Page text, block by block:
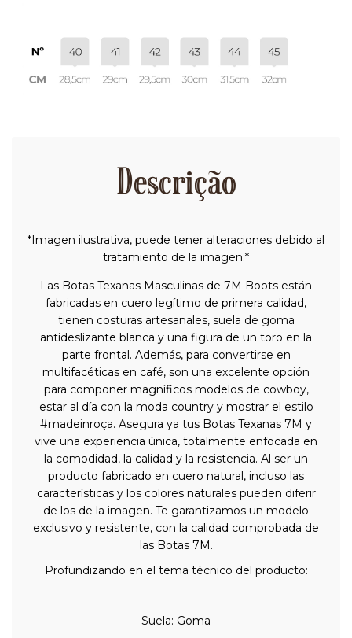
Descrição
*Imagen ilustrativa, puede tener alteraciones debido al
tratamiento de la imagen.*
Las Botas Texanas Masculinas de 7M Boots están
fabricadas en cuero legítimo de primera calidad,
tienen costuras artesanales, suela de goma
antideslizante blanca y una figura de un toro en la
parte frontal. Además, para convertirse en
multifacéticas en café, son una excelente opción
para componer magníficos modelos de cowboy,
estar al día con la moda country y mostrar el estilo
#madeinroça. Asegura ya tus Botas Texanas 7M y
vive una experiencia única, totalmente enfocada en
la comodidad, la calidad y la resistencia. Al ser un
producto fabricado en cuero natural, incluso las
características y los colores naturales pueden diferir
de los de la imagen. Te garantizamos un modelo
exclusivo y resistente, con la calidad comprobada de
las Botas 7M.
Profundizando en el tema técnico del producto:
Suela: Goma